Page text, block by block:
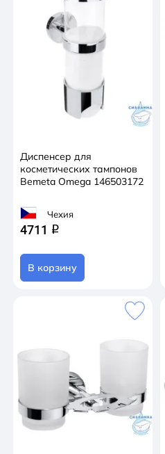
Диспенсер для
косметических тампонов
Bemeta Omega 146503172
Чехия
4711 q
В корзину